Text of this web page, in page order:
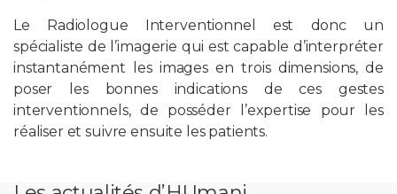
Le Radiologue Interventionnel est donc un
spécialiste de l’imagerie qui est capable d’interpréter
instantanément les images en trois dimensions, de
poser les bonnes indications de ces gestes
interventionnels, de posséder l’expertise pour les
réaliser et suivre ensuite les patients.